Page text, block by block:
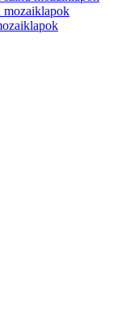
mozaiklapok